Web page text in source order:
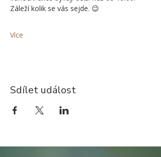
Záleží kolik se vás sejde. 😉
Více
Sdílet událost